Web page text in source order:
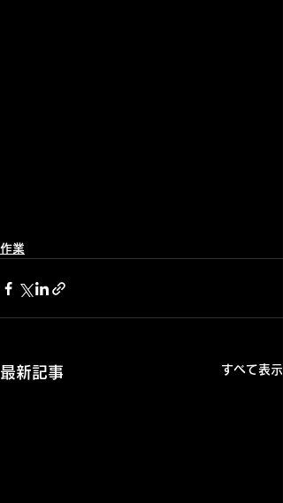
作業
最新記事 すべて表示